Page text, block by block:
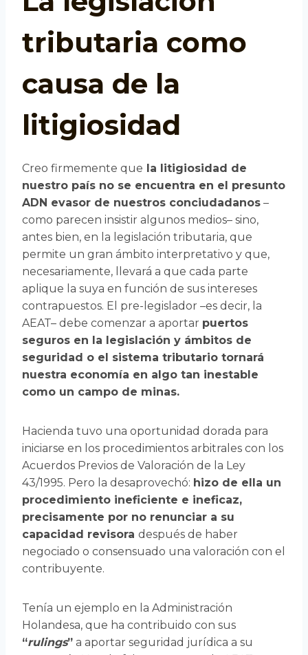
tributaria como
causa de la
litigiosidad
Creo firmemente que la litigiosidad de
nuestro país no se encuentra en el presunto
ADN evasor de nuestros conciudadanos –
como parecen insistir algunos medios– sino,
antes bien, en la legislación tributaria, que
permite un gran ámbito interpretativo y que,
necesariamente, llevará a que cada parte
aplique la suya en función de sus intereses
contrapuestos. El pre-legislador –es decir, la
AEAT– debe comenzar a aportar puertos
seguros en la legislación y ámbitos de
seguridad o el sistema tributario tornará
nuestra economía en algo tan inestable
como un campo de minas.
Hacienda tuvo una oportunidad dorada para
iniciarse en los procedimientos arbitrales con los
Acuerdos Previos de Valoración de la Ley
43/1995. Pero la desaprovechó: hizo de ella un
procedimiento ineficiente e ineficaz,
precisamente por no renunciar a su
capacidad revisora después de haber
negociado o consensuado una valoración con el
contribuyente.
Tenía un ejemplo en la Administración
Holandesa, que ha contribuido con sus
“rulings” a aportar seguridad jurídica a su